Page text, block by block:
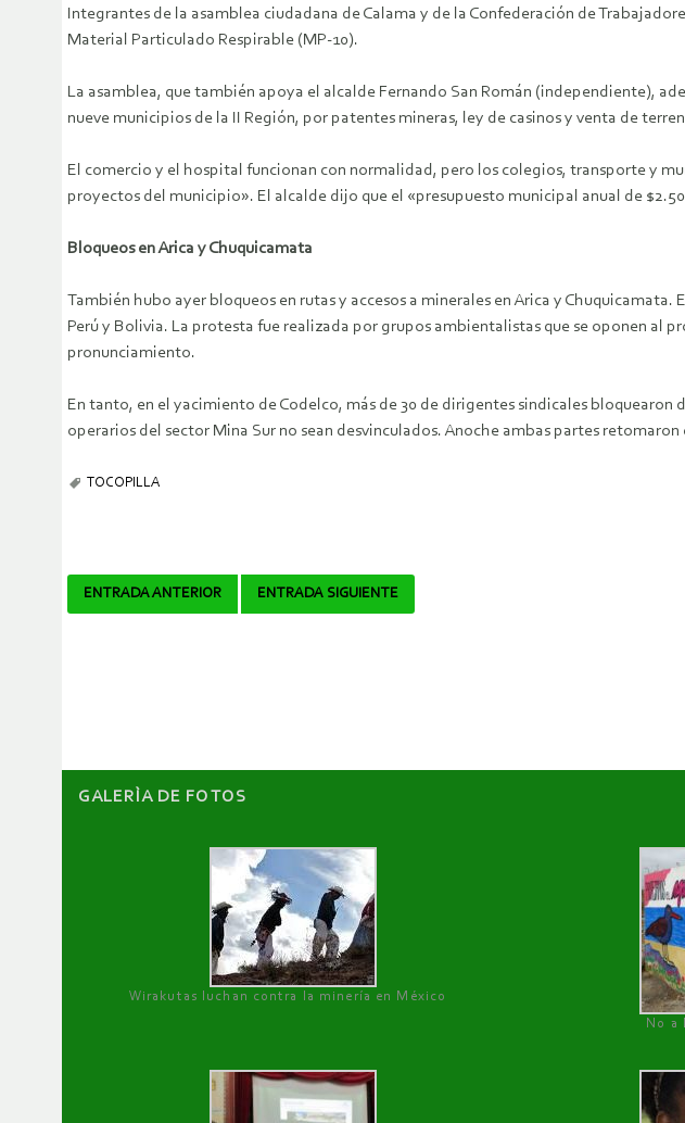
Integrantes de la asamblea ciudadana de Calama y de la Confederación de
Material Particulado Respirable (MP-10).
La asamblea, que también apoya el alcalde Fernando San Román (independiente),
nueve municipios de la II Región, por patentes mineras, ley de casinos y venta de
El comercio y el hospital funcionan con normalidad, pero los colegios, transporte y
proyectos del municipio». El alcalde dijo que el «presupuesto municipal anual de
Bloqueos en Arica y Chuquicamata
También hubo ayer bloqueos en rutas y accesos a minerales en Arica y
Perú y Bolivia. La protesta fue realizada por grupos ambientalistas que se oponen al
pronunciamiento.
En tanto, en el yacimiento de Codelco, más de 30 de dirigentes sindicales
operarios del sector Mina Sur no sean desvinculados. Anoche ambas partes
TOCOPILLA
Navegador
ENTRADA ANTERIOR ENTRADA SIGUIENTE
GALERÌA DE FOTOS
Wirakutas luchan contra la minería en México
No a